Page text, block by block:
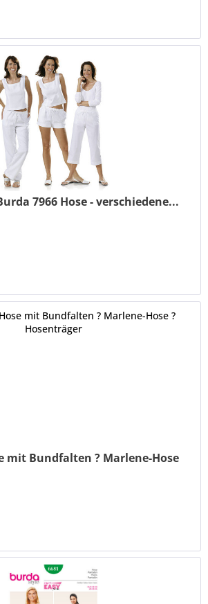
7966 Hose - verschiedene...
mit Bundfalten ? Marlene-Hose